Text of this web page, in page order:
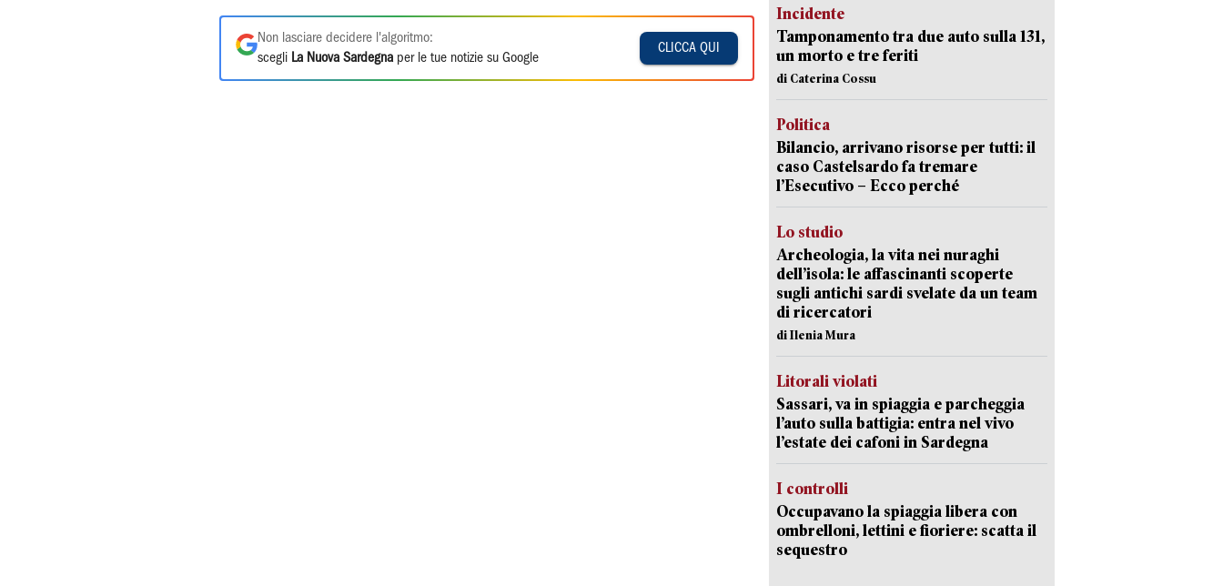
Non lasciare decidere l'algoritmo:
scegli La Nuova Sardegna per le tue notizie su Google
CLICCA QUI
Incidente
Tamponamento tra due auto sulla 131,
un morto e tre feriti
di Caterina Cossu
Politica
Bilancio, arrivano risorse per tutti: il
caso Castelsardo fa tremare
l’Esecutivo – Ecco perché
Lo studio
Archeologia, la vita nei nuraghi
dell’isola: le affascinanti scoperte
sugli antichi sardi svelate da un team
di ricercatori
di Ilenia Mura
Litorali violati
Sassari, va in spiaggia e parcheggia
l’auto sulla battigia: entra nel vivo
l’estate dei cafoni in Sardegna
I controlli
Occupavano la spiaggia libera con
ombrelloni, lettini e fioriere: scatta il
sequestro